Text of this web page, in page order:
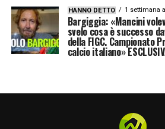
decisioni del Cagliari e dalle
mercato nelle prossime
LA PLAYLIST DELLE
HANNO DETTO 1 settimana
Bargiggia: «Mancini
svelo cosa è successo
della FIGC. Campionato
calcio italiano»